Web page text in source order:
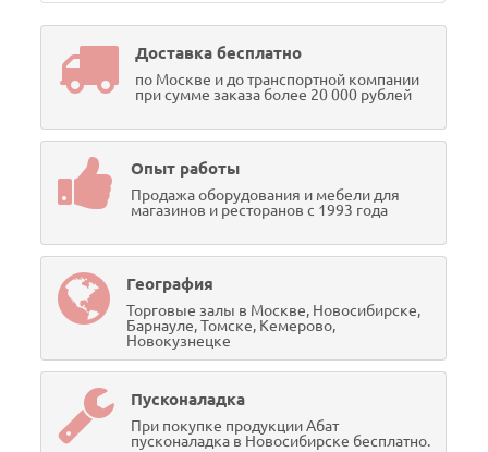
Доставка бесплатно
по Москве и до транспортной компании
при сумме заказа более 20 000 рублей
Опыт работы
Продажа оборудования и мебели для
магазинов и ресторанов с 1993 года
География
Торговые залы в Москве, Новосибирске,
Барнауле, Томске, Кемерово,
Новокузнецке
Пусконаладка
При покупке продукции Абат
пусконаладка в Новосибирске бесплатно.